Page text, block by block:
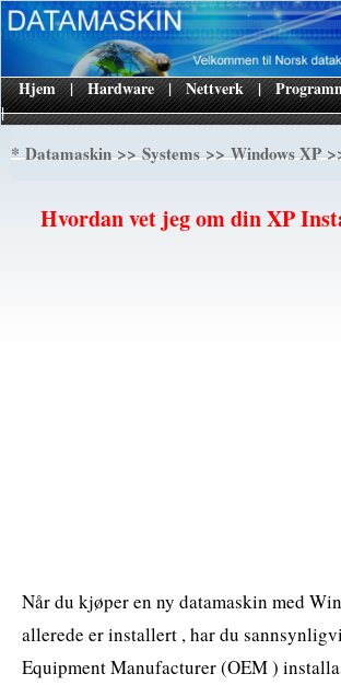
|
Hjem | Hardware | Nettverk |
*Datamaskin>>Systems>>Windows XP
Hvordan vet jeg om din XP
Når du kjøper en ny datamaskin med
allerede er installert , har du
Equipment Manufacturer (OEM )